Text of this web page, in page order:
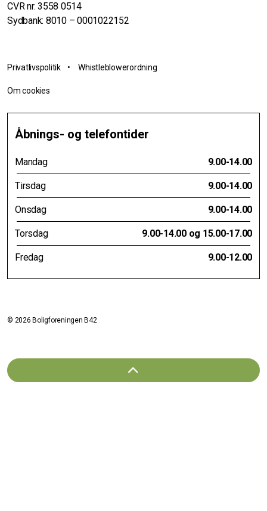
CVR nr. 3558 0514
Sydbank: 8010 – 0001022152
Privatlivspolitik•Whistleblowerordning
Om cookies
Åbnings- og telefontider
Mandag 9.00-14.00
Tirsdag 9.00-14.00
Onsdag 9.00-14.00
Torsdag 9.00-14.00 og 15.00-17.00
Fredag 9.00-12.00
© 2026 Boligforeningen B42